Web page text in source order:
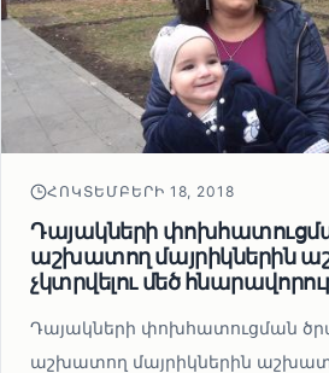
ՀՈԿՏԵՄԲԵՐԻ 18, 2018
Դայակների
աշխատող մայրիկներին
չկտրվելու մեծ
Դայակների փոխհատուցման
աշխատող մայրիկներին